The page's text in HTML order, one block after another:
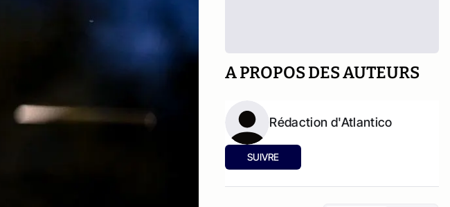
A PROPOS DES AUTEURS
Rédaction d'Atlantico
SUIVRE